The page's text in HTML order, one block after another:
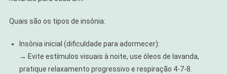
Quais são os tipos de insônia:
Insônia inicial (dificuldade para adormecer):
→ Evite estímulos visuais à noite, use óleos de lavanda,
pratique relaxamento progressivo e respiração 4-7-8.